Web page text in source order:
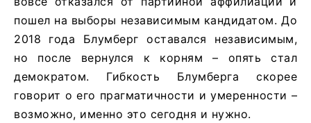
пошел на выборы независимым кандидатом. До
2018 года Блумберг оставался независимым,
но после вернулся к корням – опять стал
демократом. Гибкость Блумберга скорее
говорит о его прагматичности и умеренности –
возможно, именно это сегодня и нужно.